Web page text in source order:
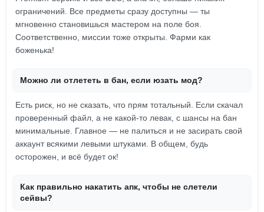
ограничений. Все предметы сразу доступны — ты
мгновенно становишься мастером на поле боя.
Соответственно, миссии тоже открыты. Фарми как
боженька!
Можно ли отлететь в бан, если юзать мод?
Есть риск, но не сказать, что прям тотальный. Если скачал
проверенный файл, а не какой-то левак, с шансы на бан
минимальные. Главное — не палиться и не засирать свой
аккаунт всякими левыми штуками. В общем, будь
осторожен, и всё будет ок!
Как правильно накатить апк, чтобы не слетели
сейвы?